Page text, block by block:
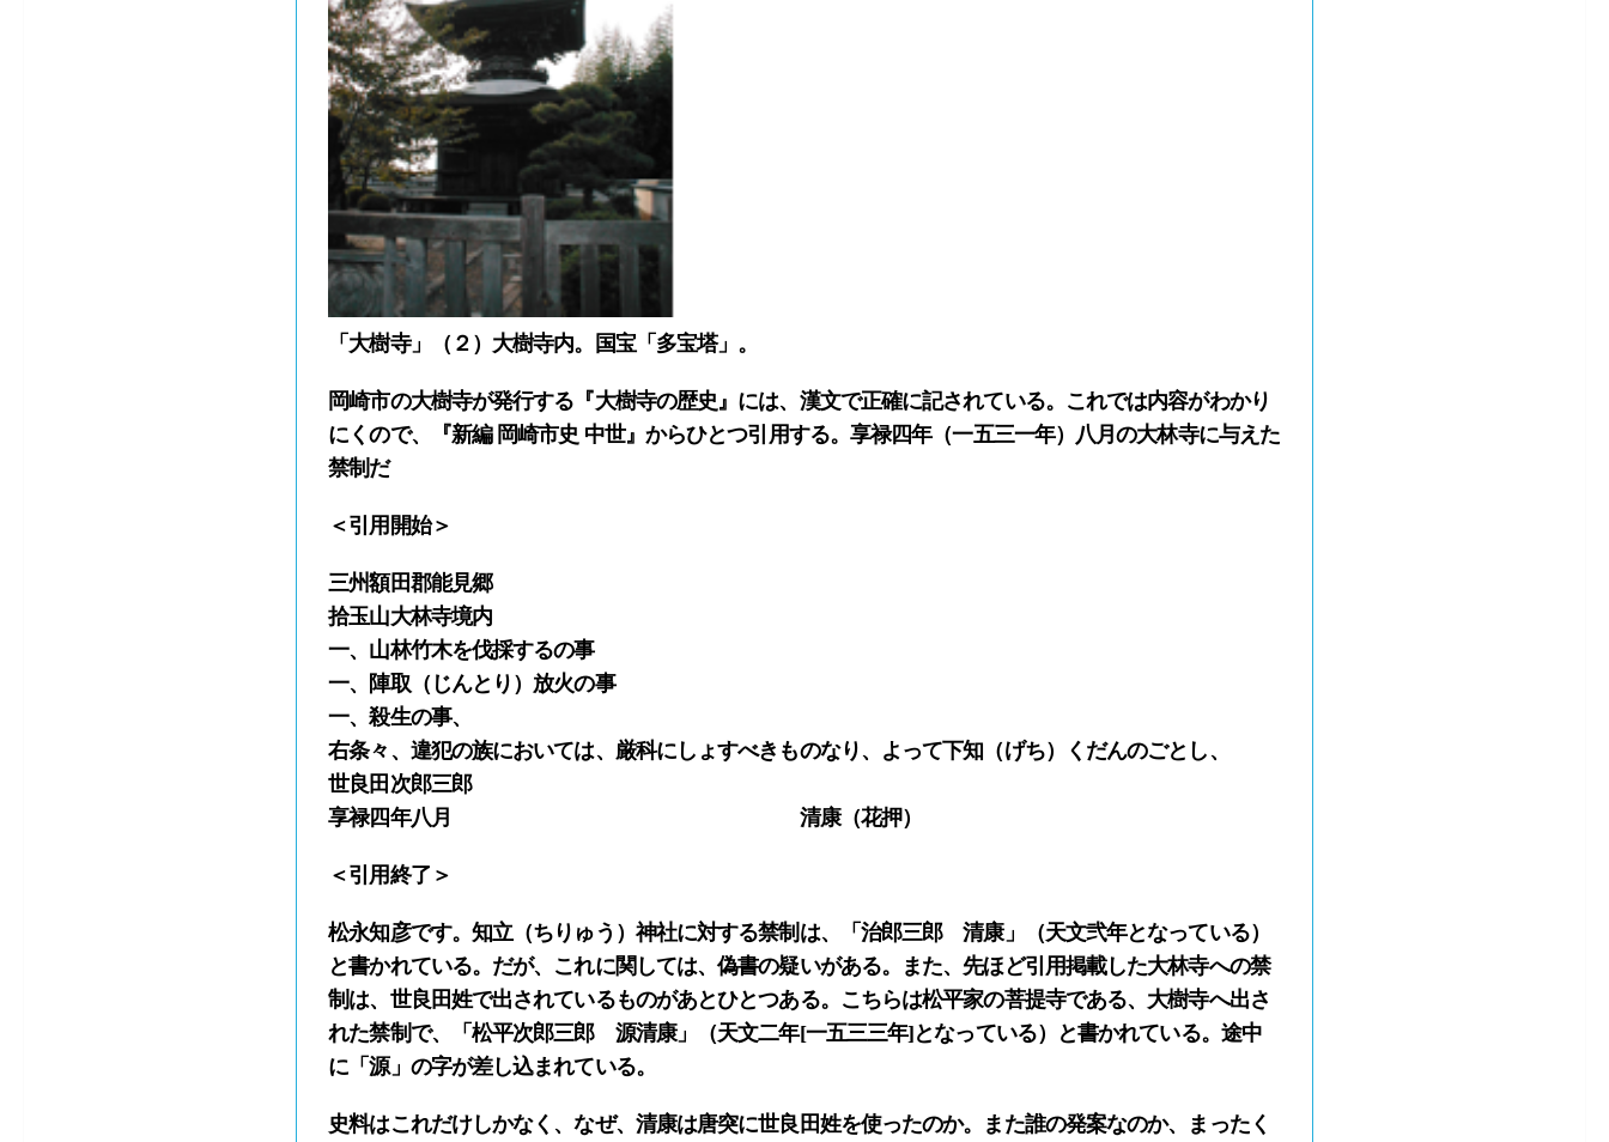
「大樹寺」（２）大樹寺内。国宝「多宝塔」。
岡崎市の大樹寺が発行する『大樹寺の歴史』には、漢文で正確に記されている。これでは内容がわかり
にくので、『新編 岡崎市史 中世』からひとつ引用する。享禄四年（一五三一年）八月の大林寺に与えた
禁制だ
＜引用開始＞
三州額田郡能見郷
拾玉山大林寺境内
一、山林竹木を伐採するの事
一、陣取（じんとり）放火の事
一、殺生の事、
右条々、違犯の族においては、厳科にしょすべきものなり、よって下知（げち）くだんのごとし、
世良田次郎三郎
享禄四年八月 清康（花押）
＜引用終了＞
松永知彦です。知立（ちりゅう）神社に対する禁制は、「治郎三郎 清康」（天文弐年となっている）
と書かれている。だが、これに関しては、偽書の疑いがある。また、先ほど引用掲載した大林寺への禁
制は、世良田姓で出されているものがあとひとつある。こちらは松平家の菩提寺である、大樹寺へ出さ
れた禁制で、「松平次郎三郎 源清康」（天文二年[一五三三年]となっている）と書かれている。途中
に「源」の字が差し込まれている。
史料はこれだけしかなく、なぜ、清康は唐突に世良田姓を使ったのか。また誰の発案なのか、まったく